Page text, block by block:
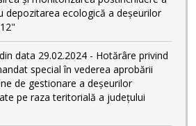
depozitarea ecologică a deșeurilor
data 29.02.2024 - Hotărâre privind
special în vederea aprobării
de gestionare a deșeurilor
pe raza teritorială a județului